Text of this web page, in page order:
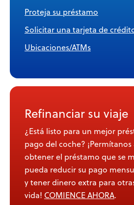
Proteja su préstamo
Solicitar una tarjeta de
Ubicaciones/ATMs
Refinanciar su viaje
¿Está listo para un mejor
pago del coche?
obtener el préstamo que se
pueda reducir su pago
y tener dinero extra para
vida! COMIENCE AHORA.